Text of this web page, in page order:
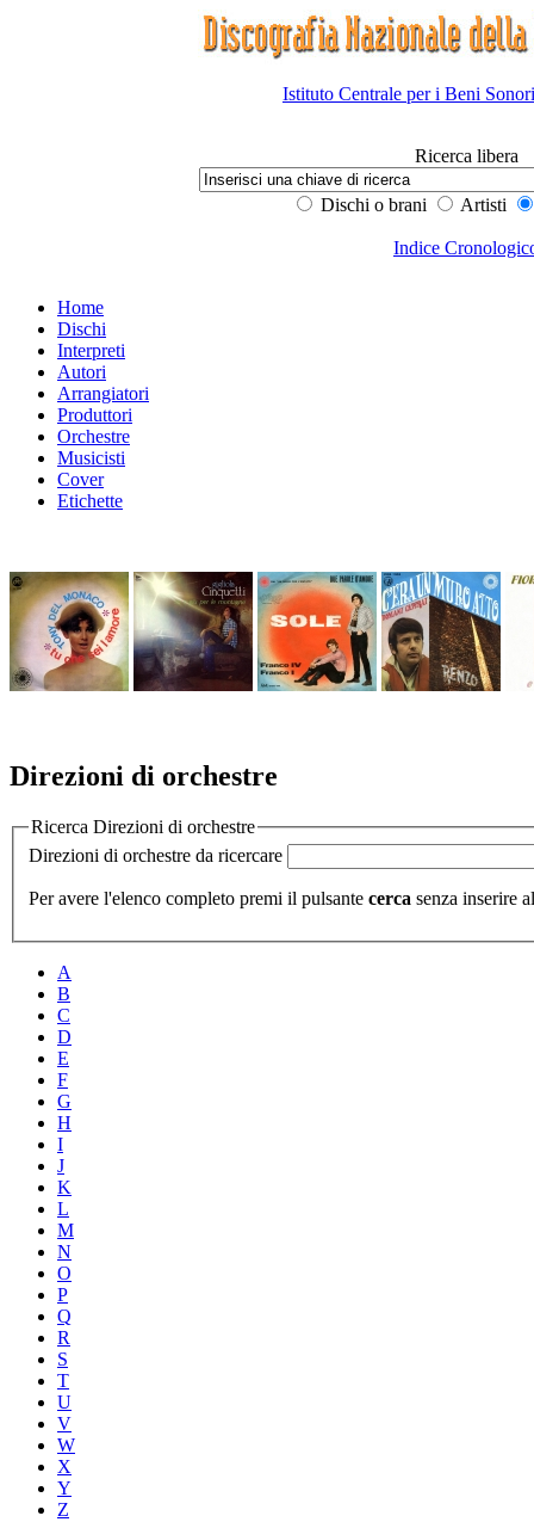
Istituto Centrale per i Beni
Ricerca libera
Dischi o brani Artisti
Indice
Home
Dischi
Interpreti
Autori
Arrangiatori
Produttori
Orchestre
Musicisti
Cover
Etichette
Direzioni di orchestre
Ricerca Direzioni di orchestre
Direzioni di orchestre da ricercare
Per avere l'elenco completo premi il pulsante cerca senza inserire
A
B
C
D
E
F
G
H
I
J
K
L
M
N
O
P
Q
R
S
T
U
V
W
X
Y
Z